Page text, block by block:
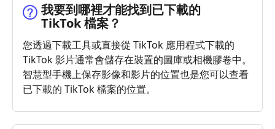
我要到哪裡才能找到已下載的
TikTok 檔案？
您透過下載工具或直接從 TikTok 應用程式下載的
TikTok 影片通常會儲存在裝置的圖庫或相機膠卷中。
智慧型手機上保存影像和影片的位置也是您可以查看
已下載的 TikTok 檔案的位置。